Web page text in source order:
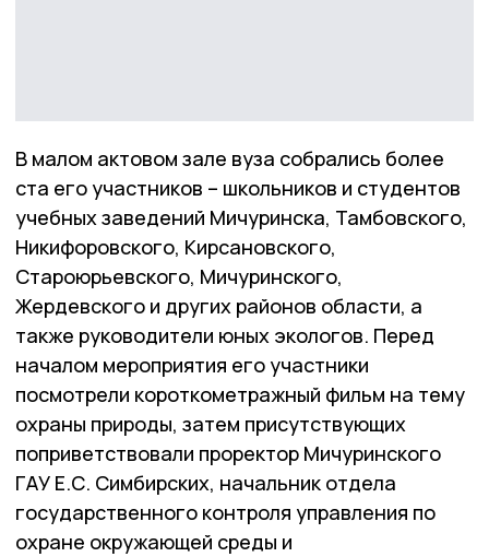
В малом актовом зале вуза собрались более
ста его участников – школьников и студентов
учебных заведений Мичуринска, Тамбовского,
Никифоровского, Кирсановского,
Староюрьевского, Мичуринского,
Жердевского и других районов области, а
также руководители юных экологов. Перед
началом мероприятия его участники
посмотрели короткометражный фильм на тему
охраны природы, затем присутствующих
поприветствовали проректор Мичуринского
ГАУ Е.С. Симбирских, начальник отдела
государственного контроля управления по
охране окружающей среды и